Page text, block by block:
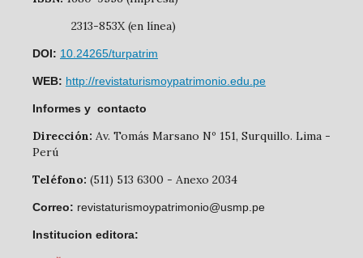
2313-853X (en línea)
DOI: 10.24265/turpatrim
WEB: http://revistaturismoypatrimonio.edu.pe
Informes y contacto
Dirección: Av. Tomás Marsano Nº 151, Surquillo. Lima -
Perú
Teléfono: (511) 513 6300 - Anexo 2034
Correo: revistaturismoypatrimonio@usmp.pe
Institucion editora: